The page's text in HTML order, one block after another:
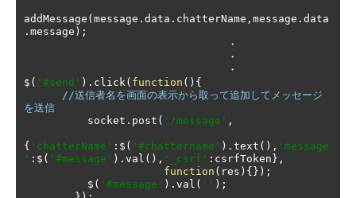
addMessage ( message . data . chatterName , message . data
. message );
・
・
・
$ ( '#send' ). click( function (){
//送信者名を画面の表示から取って追加してメッセージ
を送信
          socket
. post ( '/message' ,
{ 'chatterName' : $ ( '#chattername' ). text (), 'message
' : $ ( '#message' ). val (), '_csrf' : csrfToken },
function ( res ){});
          $
( '#message' ). val ( '' );